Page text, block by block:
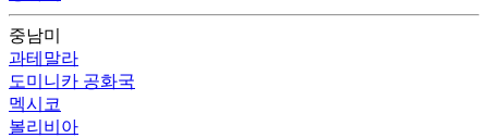
중남미
과테말라
도미니카 공화국
멕시코
볼리비아